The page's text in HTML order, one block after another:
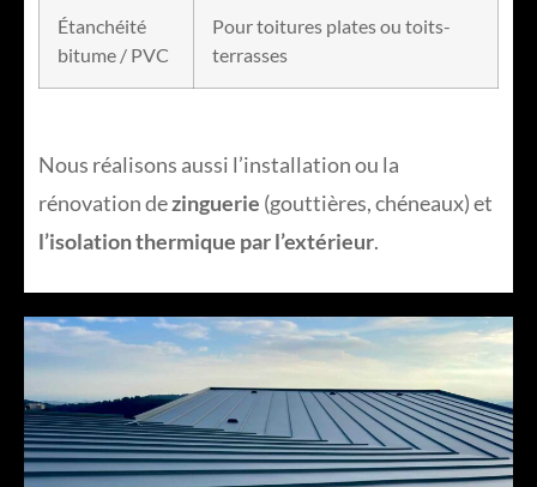
Étanchéité
bitume / PVC
Pour toitures plates ou toits-
terrasses
Nous réalisons aussi l’installation ou la
rénovation dezinguerie (gouttières, chéneaux) et
l’isolation thermique par l’extérieur.